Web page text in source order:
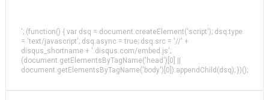
'; (function() { var dsq = document.createElement('script'); dsq.type
= 'text/javascript'; dsq.async = true; dsq.src = '//' +
disqus_shortname + '.disqus.com/embed.js';
(document.getElementsByTagName('head')[0] ||
document.getElementsByTagName('body')[0]).appendChild(dsq); })();